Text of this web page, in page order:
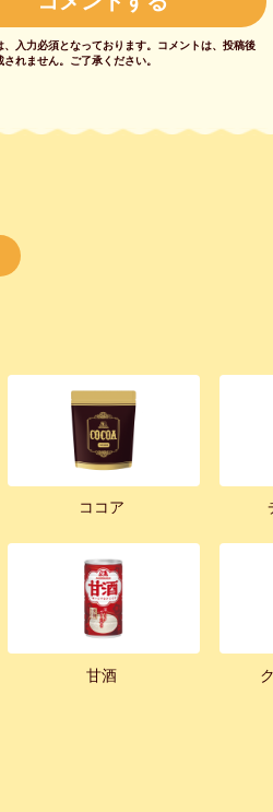
入力必須となっております。 コメントは、投稿後
れません。 ご了承ください。
ココア
甘酒